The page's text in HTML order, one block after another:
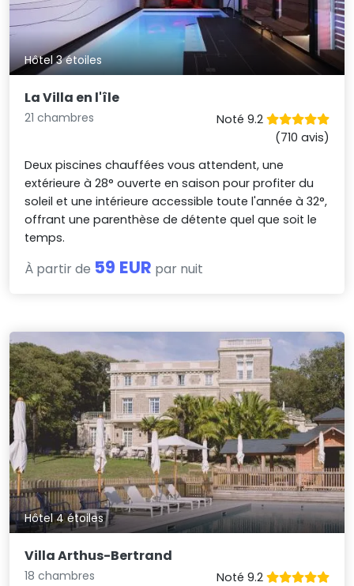
Hôtel 3 étoiles
La Villa en l'île
21 chambres
Noté 9.2
(710 avis)
Deux piscines chauffées vous attendent, une
extérieure à 28° ouverte en saison pour profiter du
soleil et une intérieure accessible toute l'année à 32°,
offrant une parenthèse de détente quel que soit le
temps.
À partir de 59 EUR par nuit
Hôtel 4 étoiles
Villa Arthus-Bertrand
18 chambres
Noté 9.2